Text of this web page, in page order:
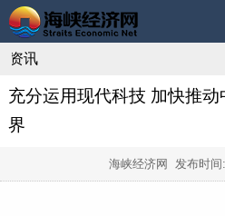
资讯
充分运用现代科技 加快推
界
海峡经济网 发布时间: